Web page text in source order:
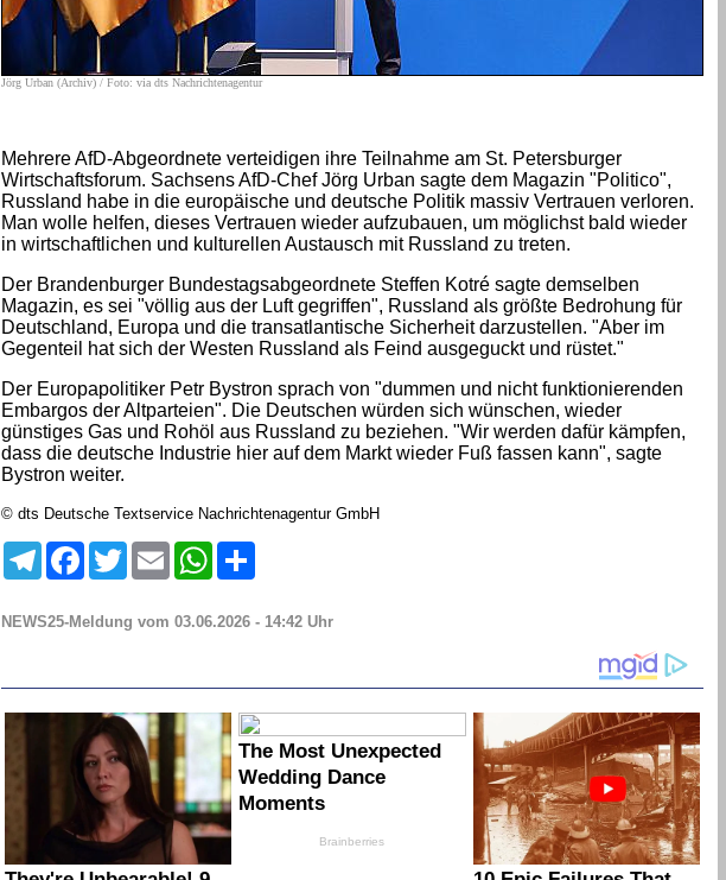
Jörg Urban (Archiv) / Foto: via dts Nachrichtenagentur
Mehrere AfD-Abgeordnete verteidigen ihre Teilnahme am St. Petersburger
Wirtschaftsforum. Sachsens AfD-Chef Jörg Urban sagte dem Magazin "Politico",
Russland habe in die europäische und deutsche Politik massiv Vertrauen verloren.
Man wolle helfen, dieses Vertrauen wieder aufzubauen, um möglichst bald wieder
in wirtschaftlichen und kulturellen Austausch mit Russland zu treten.
Der Brandenburger Bundestagsabgeordnete Steffen Kotré sagte demselben
Magazin, es sei "völlig aus der Luft gegriffen", Russland als größte Bedrohung für
Deutschland, Europa und die transatlantische Sicherheit darzustellen. "Aber im
Gegenteil hat sich der Westen Russland als Feind ausgeguckt und rüstet."
Der Europapolitiker Petr Bystron sprach von "dummen und nicht funktionierenden
Embargos der Altparteien". Die Deutschen würden sich wünschen, wieder
günstiges Gas und Rohöl aus Russland zu beziehen. "Wir werden dafür kämpfen,
dass die deutsche Industrie hier auf dem Markt wieder Fuß fassen kann", sagte
Bystron weiter.
© dts Deutsche Textservice Nachrichtenagentur GmbH
TelegramFacebookTwitter Email WhatsApp
NEWS25-Meldung vom 03.06.2026 - 14:42 Uhr